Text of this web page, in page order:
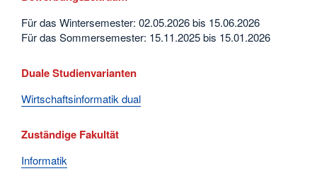
Für das Wintersemester: 02.05.2026 bis 15.06.2026
Für das Sommersemester: 15.11.2025 bis 15.01.2026
Duale Studienvarianten
Wirtschaftsinformatik dual
Zuständige Fakultät
Informatik